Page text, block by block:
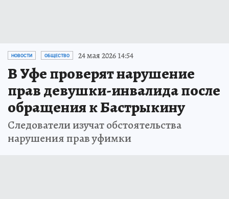
НОВОСТИ ОБЩЕСТВО 24 мая 2026 14:54
В Уфе проверят нарушение
прав девушки-инвалида после
обращения к Бастрыкину
Следователи изучат обстоятельства
нарушения прав уфимки